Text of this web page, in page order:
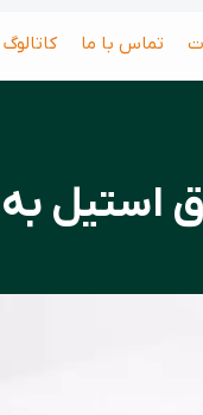
تماس با ما کاتالوگ
استیل